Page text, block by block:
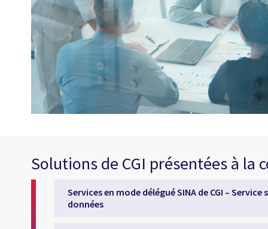
Solutions de CGI présentées à la
Services en mode délégué SINA de CGI – Service
données